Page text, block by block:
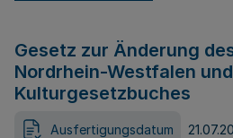
Gesetz zur Änderung
Nordrhein-Westfalen
Kulturgesetzbuches
Ausfertigungsdatum